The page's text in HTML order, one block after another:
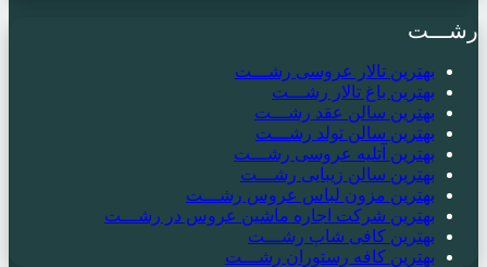
رشـــت
بهترین تالار عروسی رشـــت
بهترین باغ تالار رشـــت
بهترین سالن عقد رشـــت
بهترین سالن تولد رشـــت
بهترین آتلیه عروسی رشـــت
بهترین سالن زیبایی رشـــت
بهترین مزون لباس عروس رشـــت
بهترین شرکت اجاره ماشین عروس در رشـــت
بهترین کافی شاپ رشـــت
بهترین کافه رستوران رشـــت